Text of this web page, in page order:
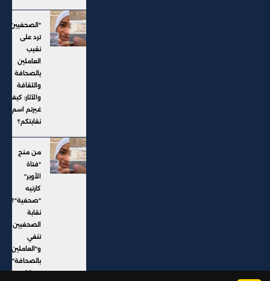
"الصحفيين"
ترد على
نقيب
العاملين
بالصحافة
والثقافة
والآثار: كيف
غيرتم اسم
نقابتكم؟
من منح
"فتاة
الأوبر"
كارنيه
"صحفية"؟..
نقابة
الصحفيين
تنفي
و"العاملين
بالصحافة"
تتحقق